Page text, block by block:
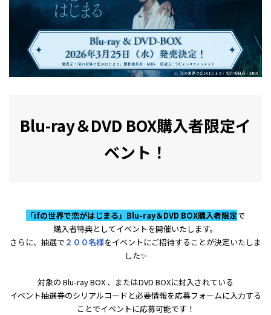
Blu-ray＆DVD BOX購入者限定イ
ベント！
「ifの世界で恋がはじまる」Blu-ray＆DVD BOX購入者限定で
購入者特典としてイベントを開催いたします。
さらに、抽選で ２００名様をイベントにご招待することが決定いたしま
した✨
対象の Blu-ray BOX 、またはDVD BOXに封入されている
イベント抽選券のシリアルコードと必要情報を応募フォームに入力する
ことでイベントに応募可能です！